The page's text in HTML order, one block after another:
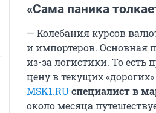
«Сама паника
— Колебания курсов
и импортеров. Основная
из-за логистики. То есть
цену в текущих
MSK1.RUспециалист в
около месяца